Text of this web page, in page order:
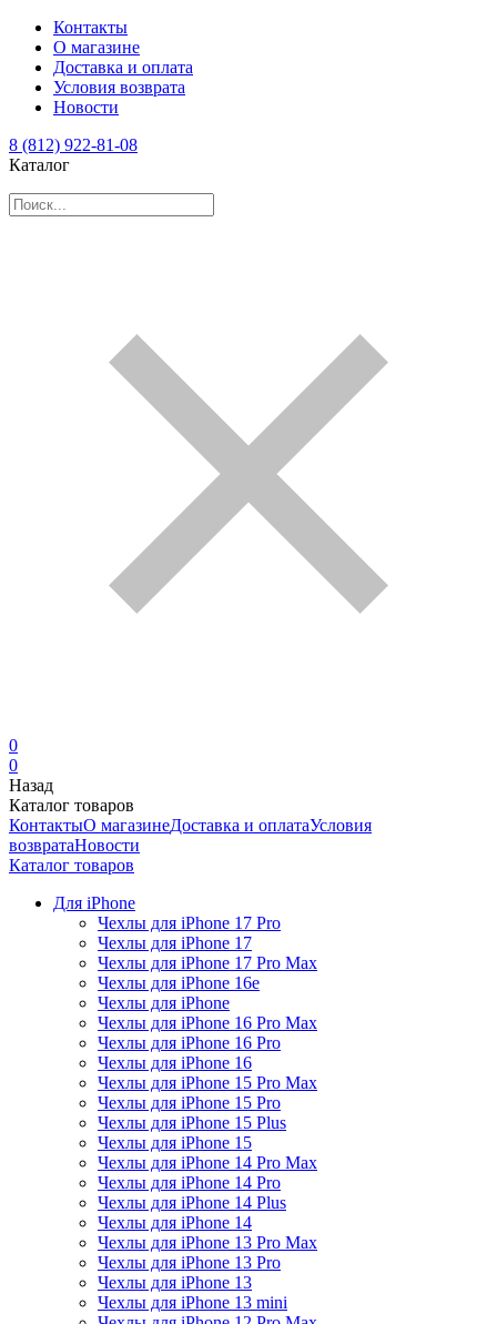
Контакты
О магазине
Доставка и оплата
Условия возврата
Новости
8 (812) 922-81-08
Каталог
0
0
Назад
Каталог товаров
КонтактыО магазинеДоставка и оплатаУсловия
возвратаНовости
Каталог товаров
Для iPhone
Чехлы для iPhone 17 Pro
Чехлы для iPhone 17
Чехлы для iPhone 17 Pro Max
Чехлы для iPhone 16e
Чехлы для iPhone
Чехлы для iPhone 16 Pro Max
Чехлы для iPhone 16 Pro
Чехлы для iPhone 16
Чехлы для iPhone 15 Pro Max
Чехлы для iPhone 15 Pro
Чехлы для iPhone 15 Plus
Чехлы для iPhone 15
Чехлы для iPhone 14 Pro Max
Чехлы для iPhone 14 Pro
Чехлы для iPhone 14 Plus
Чехлы для iPhone 14
Чехлы для iPhone 13 Pro Max
Чехлы для iPhone 13 Pro
Чехлы для iPhone 13
Чехлы для iPhone 13 mini